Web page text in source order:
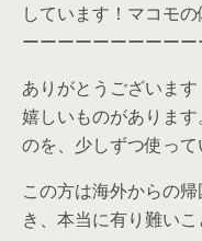
しています！マコモの
ーーーーーーーーー
ありがとうございま
嬉しいものがありま
のを、少しずつ使って
この方は海外からの
き、本当に有り難いこ